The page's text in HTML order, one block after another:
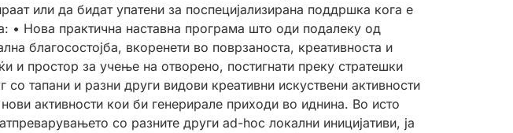
или да бидат упатени за поспецијализирана поддршка кога е
• Нова практична наставна програма што оди подалеку од
благосостојба, вкоренети во поврзаноста, креативноста и
и простор за учење на отворено, постигнати преку стратешки
тапани и разни други видови креативни искуствени активности
активности кои би генерирале приходи во иднина. Во исто
со разните други ad-hoc локални иницијативи, ја